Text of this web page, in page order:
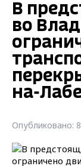
В
во
на-
Опубликовано: